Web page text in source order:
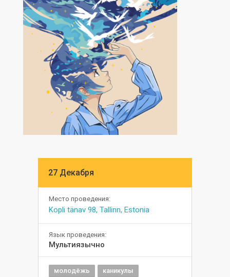
27 Декабря
Место проведения:
Kopli tänav 98, Tallinn, Estonia
Язык проведения:
Мультиязычно
молодёжь каникулы